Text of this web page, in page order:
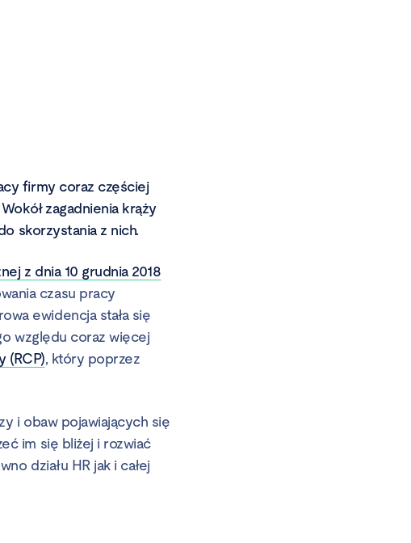
firmy coraz częściej
zagadnienia krąży
skorzystania z nich.
z dnia 10 grudnia 2018
czasu pracy
ewidencja stała się
względu coraz więcej
(RCP), który poprzez
i obaw pojawiających się
im się bliżej i rozwiać
działu HR jak i całej